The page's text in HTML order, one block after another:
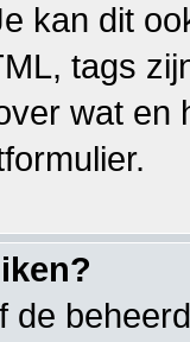
kan dit
tags
wat en
de